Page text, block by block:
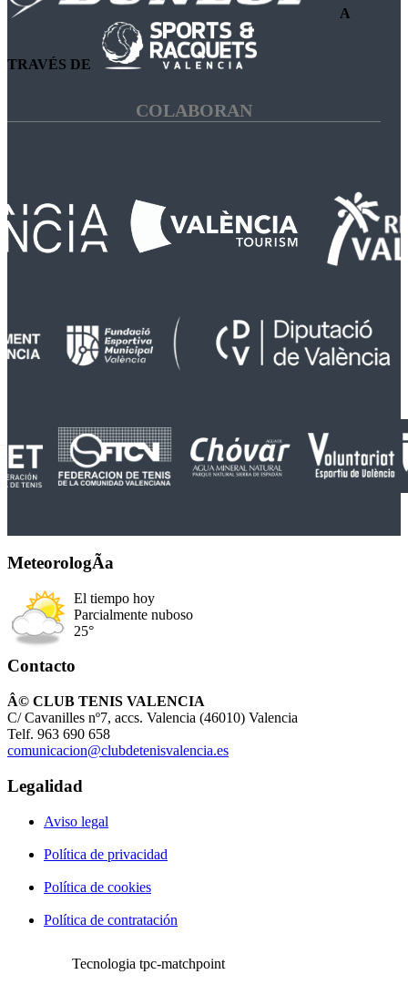
A
TRAVÉS DE
COLABORAN
MeteorologÃ­a
El tiempo hoy
Parcialmente nuboso
25°
Contacto
Â© CLUB TENIS VALENCIA
C/ Cavanilles nº7, accs. Valencia (46010) Valencia
Telf. 963 690 658
comunicacion@clubdetenisvalencia.es
Legalidad
Aviso legal
Política de privacidad
Política de cookies
Política de contratación
Tecnologia tpc-matchpoint